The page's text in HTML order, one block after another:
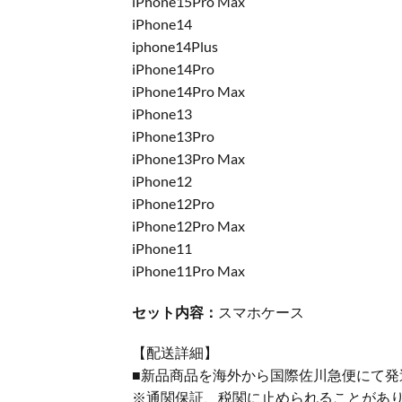
iPhone14
iphone14Plus
iPhone14Pro
iPhone14Pro Max
iPhone13
iPhone13Pro
iPhone13Pro Max
iPhone12
iPhone12Pro
iPhone12Pro Max
iPhone11
iPhone11Pro Max
セット内容： スマホケース
【配送詳細】
■新品商品を海外から国際佐川急便にて発
※通関保証、税関に止められることがあり